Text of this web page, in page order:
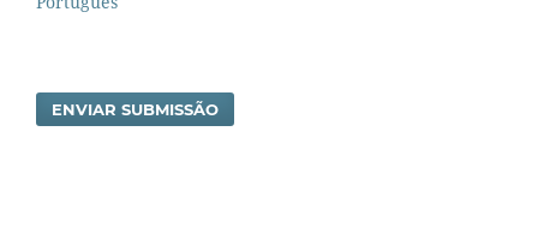
ENVIAR SUBMISSÃO